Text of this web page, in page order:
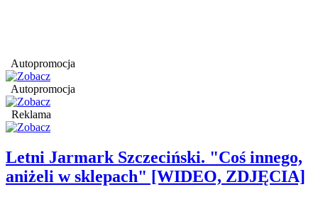
Autopromocja
Autopromocja
Reklama
Letni Jarmark Szczeciński. "Coś innego,
aniżeli w sklepach" [WIDEO, ZDJĘCIA]